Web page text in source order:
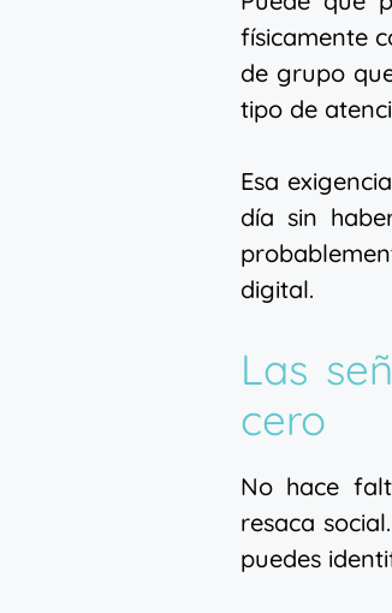
físicamente
de grupo
tipo de
Esa
día sin
digital.
Las
cero
No hace
resaca
puedes